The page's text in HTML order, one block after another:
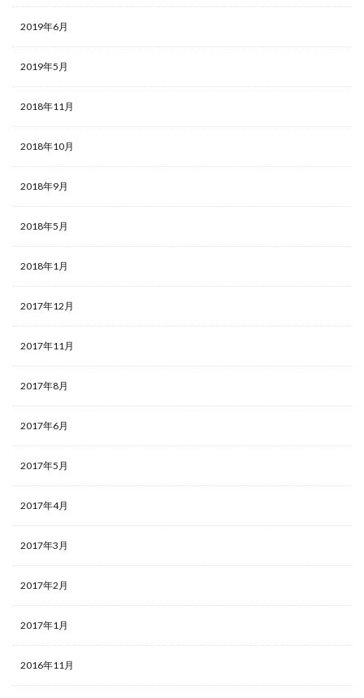
2019年6月
2019年5月
2018年11月
2018年10月
2018年9月
2018年5月
2018年1月
2017年12月
2017年11月
2017年8月
2017年6月
2017年5月
2017年4月
2017年3月
2017年2月
2017年1月
2016年11月